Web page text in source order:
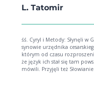
L. Tatomir
śś. Cyryl i Metody: Słynęli
synowie urzędnika
którym od czasu
że język ich stał się tam
mówili. Przyjęli też